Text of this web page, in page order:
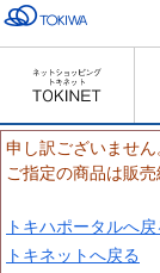
申し訳ございません
ご指定の商品は販
トキハポータルへ戻
トキネットへ戻る